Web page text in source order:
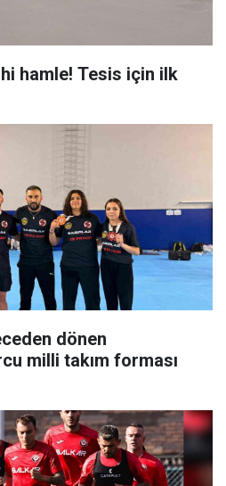
hamle! Tesis için ilk
dönen
milli takım forması